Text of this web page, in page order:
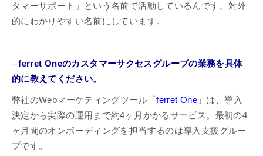
タマーサポート」という名前で活動しているんです。対外
的にわかりやすい名前にしています。
─ferret Oneのカスタマーサクセスグループの業務を具体
的に教えてください。
弊社のWebマーケティングツール「ferret One 」は、導入
決定から実際の運用まで約4ヶ月かかるサービス。最初の4
ヶ月間のオンボーディングを担当するのは導入支援グルー
プです。